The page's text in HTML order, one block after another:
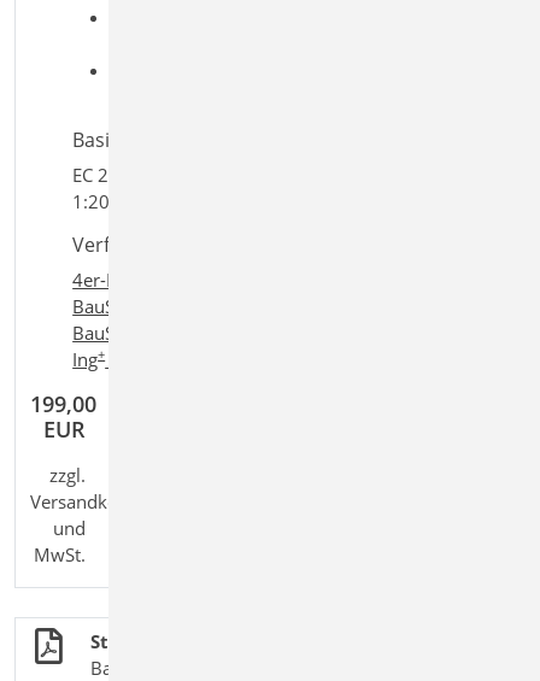
Basiert auf den Normen:
EC 2, DIN EN 1992-1-1:2011-01, EC 7, DIN EN 1997-
1:2009-09
Verfügbar in den Paketen:
4er-Paket
BauStatik compact
BauStatik comfort
Ing+comfort
199,00
EUR
zzgl.
Versandkosten
und
MwSt.
Stahlbetonbau
BauStatik-Module nach DIN EN 1992-1-1